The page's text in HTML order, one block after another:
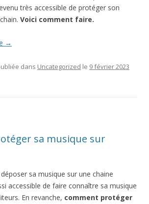
très accessible de protéger son
Voici comment faire.
→
dans Uncategorized le 9 février 2023
sa musique sur
sa musique sur une chaine
accessible de faire connaître sa musique
En revanche, comment protéger